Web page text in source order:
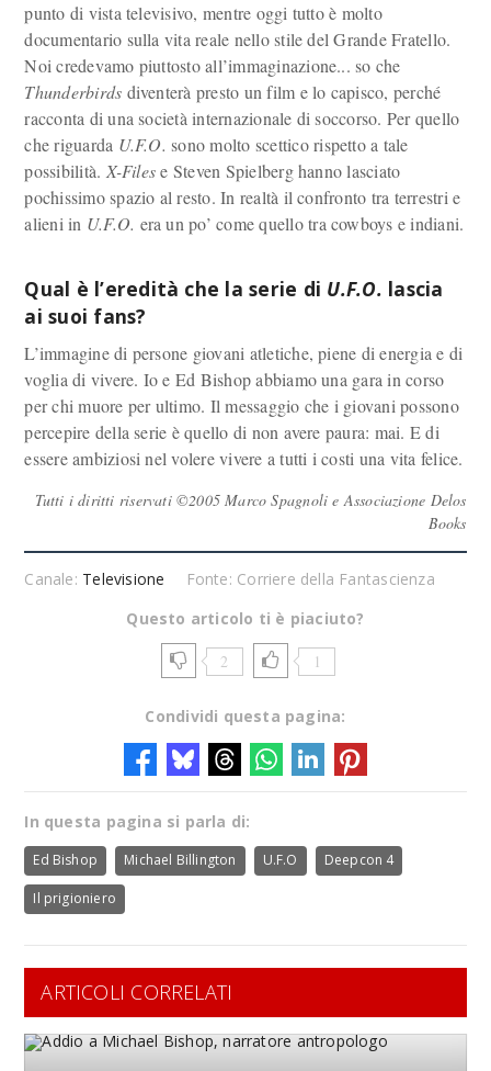
punto di vista televisivo, mentre oggi tutto è molto
documentario sulla vita reale nello stile del Grande Fratello.
Noi credevamo piuttosto all’immaginazione... so che
Thunderbirds diventerà presto un film e lo capisco, perché
racconta di una società internazionale di soccorso. Per quello
che riguarda U.F.O. sono molto scettico rispetto a tale
possibilità.X-Filese Steven Spielberg hanno lasciato
pochissimo spazio al resto. In realtà il confronto tra terrestri e
alieni in U.F.O. era un po’ come quello tra cowboys e indiani.
Qual è l’eredità che la serie di U.F.O. lascia
ai suoi fans?
L’immagine di persone giovani atletiche, piene di energia e di
voglia di vivere. Io e Ed Bishop abbiamo una gara in corso
per chi muore per ultimo. Il messaggio che i giovani possono
percepire della serie è quello di non avere paura: mai. E di
essere ambiziosi nel volere vivere a tutti i costi una vita felice.
Tutti i diritti riservati ©2005 Marco Spagnoli e Associazione Delos
Books
Canale: Televisione
Fonte: Corriere della Fantascienza
Questo articolo ti è piaciuto?
2 1
Condividi questa pagina:
In questa pagina si parla di:
Ed Bishop Michael Billington U.F.O Deepcon 4
Il prigioniero
ARTICOLI CORRELATI